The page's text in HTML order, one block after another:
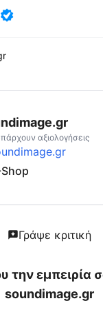
αξιολογήσεις
Γράψε κριτική
την εμπειρία
soundimage.gr